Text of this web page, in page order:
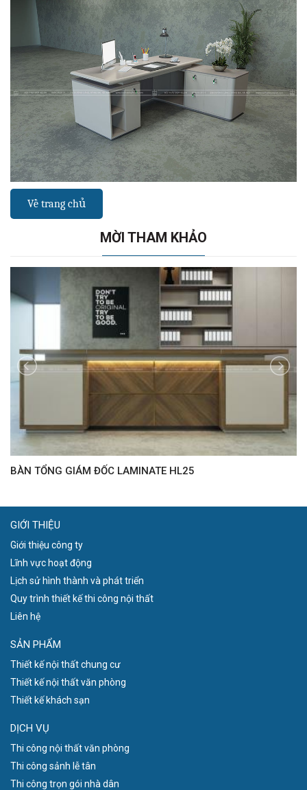
Về trang chủ
MỜI THAM KHẢO
BÀN TỔNG GIÁM ĐỐC LAMINATE HL25
GIỚI THIỆU
Giới thiệu công ty
Lĩnh vực hoạt động
Lịch sử hình thành và phát triển
Quy trình thiết kế thi công nội thất
Liên hệ
SẢN PHẨM
Thiết kế nội thất chung cư
Thiết kế nội thất văn phòng
Thiết kế khách sạn
DỊCH VỤ
Thi công nội thất văn phòng
Thi công sảnh lễ tân
Thi công trọn gói nhà dân